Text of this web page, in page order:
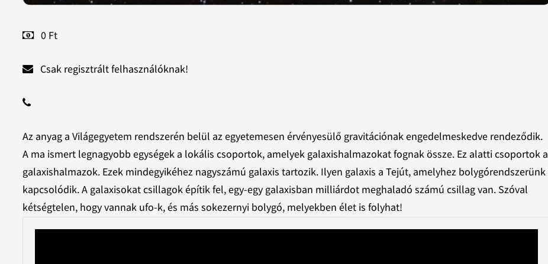
0 Ft
Csak regisztrált felhasználóknak!
Az anyag a Világegyetem rendszerén belül az egyetemesen érvényesülő gravitációnak engedelmeskedve rendeződik.
A ma ismert legnagyobb egységek a lokális csoportok, amelyek galaxishalmazokat fognak össze. Ez alatti csoportok a
galaxishalmazok. Ezek mindegyikéhez nagyszámú galaxis tartozik. Ilyen galaxis a Tejút, amelyhez bolygórendszerünk
kapcsolódik. A galaxisokat csillagok építik fel, egy-egy galaxisban milliárdot meghaladó számú csillag van. Szóval
kétségtelen, hogy vannak ufo-k, és más sokezernyi bolygó, melyekben élet is folyhat!